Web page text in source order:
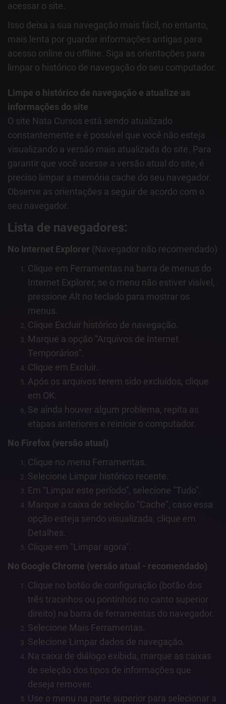
acessar o site.
Isso deixa a sua navegação mais fácil, no entanto,
mais lenta por guardar informações antigas para
acesso online ou offline. Siga as orientações para
limpar o histórico de navegação do seu computador.
Limpe o histórico de navegação e atualize as
informações do site
O site Nata Cursos está sendo atualizado
constantemente e é possível que você não esteja
visualizando a versão mais atualizada do site. Para
garantir que você acesse a versão atual do site, é
preciso limpar a memória cache do seu navegador.
Observe as orientações a seguir de acordo com o
seu navegador.
Lista de navegadores:
No Internet Explorer (Navegador não recomendado)
Clique em Ferramentas na barra de menus do
Internet Explorer, se o menu não estiver visível,
pressione Alt no teclado para mostrar os
menus.
Clique Excluir histórico de navegação.
Marque a opção “Arquivos de Internet
Temporários”.
Clique em Excluir.
Após os arquivos terem sido excluídos, clique
em OK.
Se ainda houver algum problema, repita as
etapas anteriores e reinicie o computador.
No Firefox (versão atual)
Clique no menu Ferramentas.
Selecione Limpar histórico recente.
Em “Limpar este período”, selecione "Tudo".
Marque a caixa de seleção “Cache”, caso essa
opção esteja sendo visualizada, clique em
Detalhes.
Clique em "Limpar agora".
No Google Chrome (versão atual - recomendado)
Clique no botão de configuração (botão dos
três tracinhos ou pontinhos no canto superior
direito) na barra de ferramentas do navegador.
Selecione Mais Ferramentas.
Selecione Limpar dados de navegação.
Na caixa de diálogo exibida, marque as caixas
de seleção dos tipos de informações que
deseja remover.
Use o menu na parte superior para selecionar a